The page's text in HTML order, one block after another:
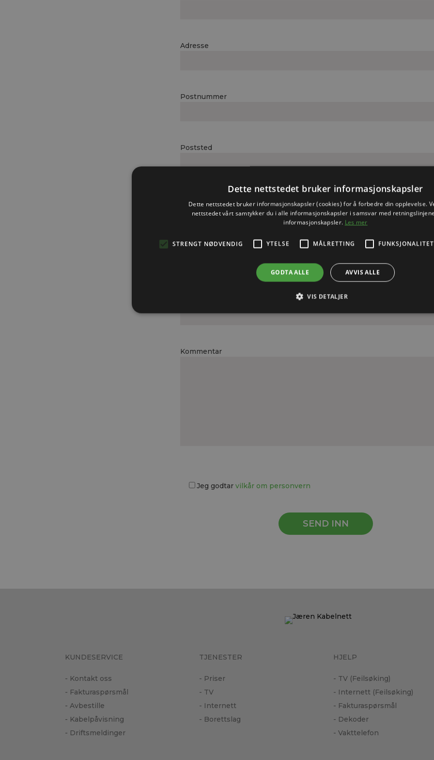
Adresse
Postnummer
Poststed
Kommentar
Jeg godtar vilkår om personvern
KUNDESERVICE
- Kontakt oss
- Fakturaspørsmål
- Avbestille
- Kabelpåvisning
- Driftsmeldinger
TJENESTER
- Priser
- TV
- Internett
- Borettslag
HJELP
- TV (Feilsøking)
- Internett (Feilsøking)
- Fakturaspørsmål
- Dekoder
- Vakttelefon
Dette nettstedet bruker informasjonskapsler
Dette nettstedet bruker informasjonskapsler (cookies) for å forbedre din opplevelse.
nettstedet vårt samtykker du i alle informasjonskapsler i samsvar med
informasjonskapsler. Les mer
STRENGT NØDVENDIG YTELSE MÅLRETTING FUNKSJONALITET
GODTA ALLE AVVIS ALLE
VIS DETALJER